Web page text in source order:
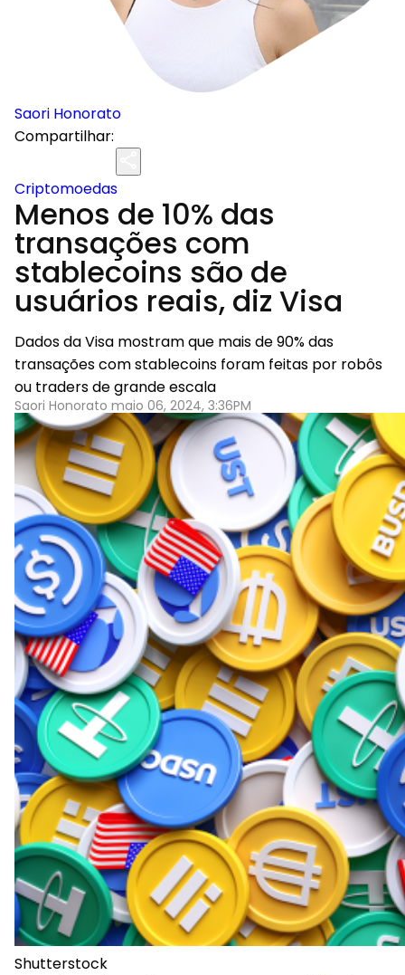
Saori Honorato
Compartilhar:
Criptomoedas
Menos de 10% das
transações com
stablecoins são de
usuários reais, diz Visa
Dados da Visa mostram que mais de 90% das
transações com stablecoins foram feitas por robôs
ou traders de grande escala
Saori Honorato maio 06, 2024, 3:36PM
Shutterstock